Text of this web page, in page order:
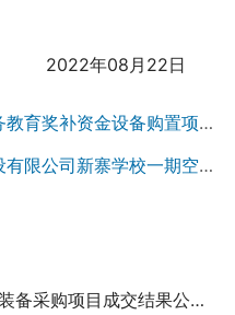
月22日
金设备购置项目竞争性磋商公告￼
寨学校一期空调采购项目-成交公告￼
采购项目成交结果公告￼